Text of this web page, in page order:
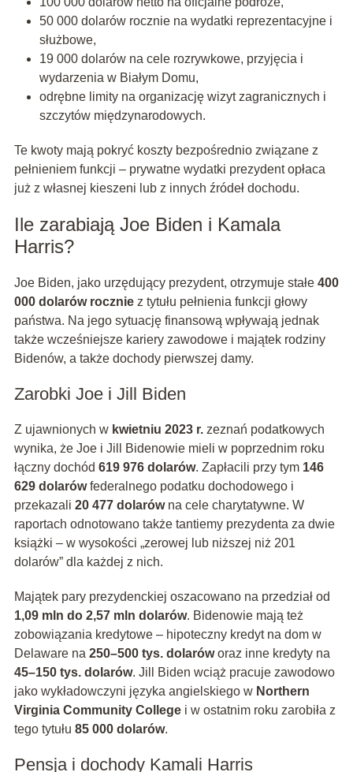
50 000 dolarów rocznie na wydatki reprezentacyjne i
służbowe,
19 000 dolarów na cele rozrywkowe, przyjęcia i
wydarzenia w Białym Domu,
odrębne limity na organizację wizyt zagranicznych i
szczytów międzynarodowych.
Te kwoty mają pokryć koszty bezpośrednio związane z
pełnieniem funkcji – prywatne wydatki prezydent opłaca
już z własnej kieszeni lub z innych źródeł dochodu.
Ile zarabiają Joe Biden i Kamala
Harris?
Joe Biden, jako urzędujący prezydent, otrzymuje stałe 400
000 dolarów roczniez tytułu pełnienia funkcji głowy
państwa. Na jego sytuację finansową wpływają jednak
także wcześniejsze kariery zawodowe i majątek rodziny
Bidenów, a także dochody pierwszej damy.
Zarobki Joe i Jill Biden
Z ujawnionych w kwietniu 2023 r.zeznań podatkowych
wynika, że Joe i Jill Bidenowie mieli w poprzednim roku
łączny dochód 619 976 dolarów. Zapłacili przy tym 146
629 dolarówfederalnego podatku dochodowego i
przekazali 20 477 dolarówna cele charytatywne. W
raportach odnotowano także tantiemy prezydenta za dwie
książki – w wysokości „zerowej lub niższej niż 201
dolarów” dla każdej z nich.
Majątek pary prezydenckiej oszacowano na przedział od
1,09 mln do 2,57 mln dolarów. Bidenowie mają też
zobowiązania kredytowe – hipoteczny kredyt na dom w
Delaware na 250–500 tys. dolaróworaz inne kredyty na
45–150 tys. dolarów. Jill Biden wciąż pracuje zawodowo
jako wykładowczyni języka angielskiego w Northern
Virginia Community Collegei w ostatnim roku zarobiła z
tego tytułu 85 000 dolarów.
Pensja i dochody Kamali Harris